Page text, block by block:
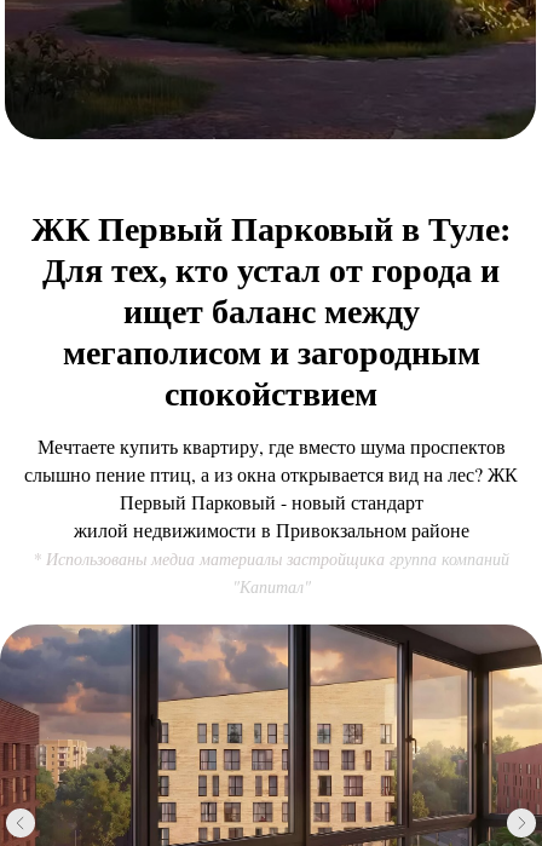
ЖК Первый Парковый в Туле:
Для тех, кто устал от города и
ищет баланс между
мегаполисом и загородным
спокойствием
Мечтаете купить квартиру, где вместо шума проспектов
слышно пение птиц, а из окна открывается вид на лес? ЖК
Первый Парковый - новый стандарт
жилой недвижимости в Привокзальном районе
* Использованы медиа материалы застройщика группа компаний
"Капитал"